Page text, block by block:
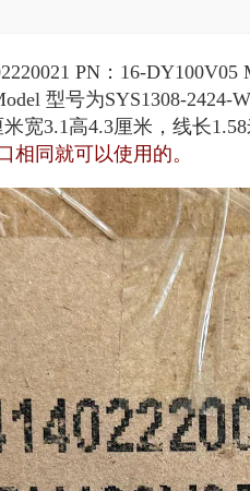
PN：16-
型号为SYS1308-2424-
宽3.1高4.3厘米，线长1.58
相同就可以使用的。